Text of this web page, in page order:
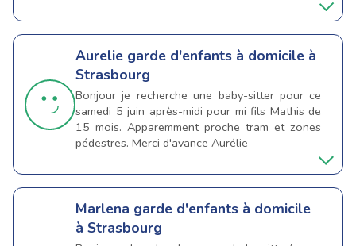
Aurelie garde d'enfants à domicile à
Strasbourg
Bonjour je recherche une baby-sitter pour ce
samedi 5 juin après-midi pour mi fils Mathis de
15 mois. Apparemment proche tram et zones
pédestres. Merci d'avance Aurélie
Marlena garde d'enfants à domicile
à Strasbourg